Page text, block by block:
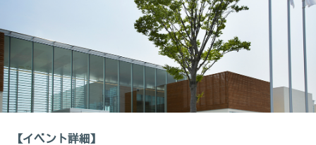
【イベント詳細】